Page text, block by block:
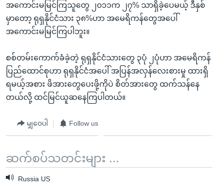
အကောင်းမမြင်ကြသူတွေ ၂၀၁၁က ၂၇% သာရှိခဲ့ပေမယ့် ဒီနှစ်
မှာတော့ ရုရှနိုင်ငံသား ၃၈%ဟာ အမေရိကန်တွေအပေါ်
အကောင်းမမြင်ကြပါဘူး။
စစ်တမ်းကောက်ခံခဲ့တဲ့ ရုရှနိုင်ငံသားတွေ ၃ပုံ ၂ပုံဟာ အမေရိကန်
ပြည်ထောင်စုဟာ ရုရှနိုင်ငံအပေါ် အပြန်အလှန်လေးစားမှု ထားရှိ
ရမယ့်အစား ဖိအားတွေပေးဖို့ကိုပဲ စိတ်အားတွေ ထက်သန်နေ
တယ်လို့ ထင်မြင်ယူဆနေကြပါတယ်။
မျှဝေပါ Follow us
ဆက်စပ်သတင်းများ ...
Russia US